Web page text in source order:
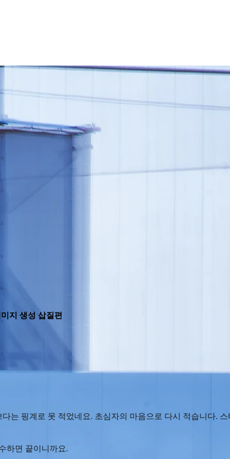
지 생성 삽질편
는 핑계로 못 적었네요. 초심자의 마음으로 다시 적습니다.
하면 끝이니까요.